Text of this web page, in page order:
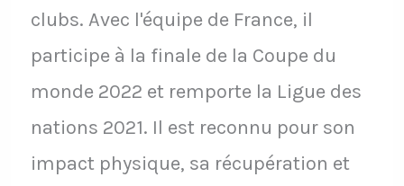
clubs. Avec l'équipe de France, il
participe à la finale de la Coupe du
monde 2022 et remporte la Ligue des
nations 2021. Il est reconnu pour son
impact physique, sa récupération et